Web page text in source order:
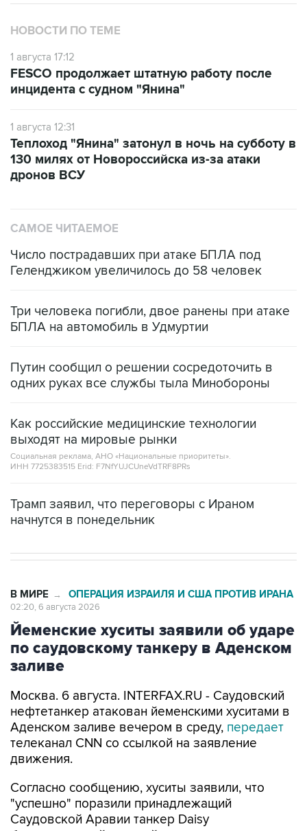
НОВОСТИ ПО ТЕМЕ
1 августа 17:12
FESCO продолжает штатную работу после
инцидента с судном "Янина"
1 августа 12:31
Теплоход "Янина" затонул в ночь на субботу в
130 милях от Новороссийска из-за атаки
дронов ВСУ
САМОЕ ЧИТАЕМОЕ
Число пострадавших при атаке БПЛА под
Геленджиком увеличилось до 58 человек
Три человека погибли, двое ранены при атаке
БПЛА на автомобиль в Удмуртии
Путин сообщил о решении сосредоточить в
одних руках все службы тыла Минобороны
Как российские медицинские технологии
выходят на мировые рынки
Социальная реклама, АНО «Национальные приоритеты».
ИНН 7725383515 Erid: F7NfYUJCUneVdTRF8PRs
Трамп заявил, что переговоры с Ираном
начнутся в понедельник
В МИРЕ → ОПЕРАЦИЯ ИЗРАИЛЯ И США ПРОТИВ ИРАНА
02:20, 6 августа 2026
Йеменские хуситы заявили об ударе
по саудовскому танкеру в Аденском
заливе
Москва. 6 августа. INTERFAX.RU - Саудовский
нефтетанкер атакован йеменскими хуситами в
Аденском заливе вечером в среду, передает
телеканал CNN со ссылкой на заявление
движения.
Согласно сообщению, хуситы заявили, что
"успешно" поразили принадлежащий
Саудовской Аравии танкер Daisy